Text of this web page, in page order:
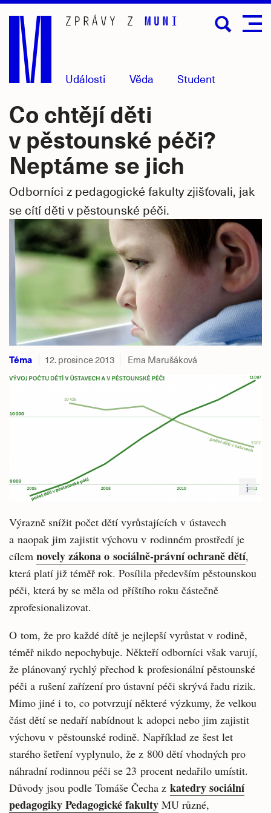
Přejít
hlavní
obsah
Události Věda Student
Co chtějí děti
v pěstounské péči?
Neptáme se jich
Odborníci z pedagogické fakulty zjišťovali, jak
se cítí děti v pěstounské péči.
Téma 12. prosince 2013 Ema Marušáková
i
Výrazně snížit počet dětí vyrůstajících v ústavech
a naopak jim zajistit výchovu v rodinném prostředí je
cílem novely zákona o sociálně-právní ochraně dětí,
která platí již téměř rok. Posílila především pěstounskou
péči, která by se měla od příštího roku částečně
zprofesionalizovat.
O tom, že pro každé dítě je nejlepší vyrůstat v rodině,
téměř nikdo nepochybuje. Někteří odborníci však varují,
že plánovaný rychlý přechod k profesionální pěstounské
péči a rušení zařízení pro ústavní péči skrývá řadu rizik.
Mimo jiné i to, co potvrzují některé výzkumy, že velkou
část dětí se nedaří nabídnout k adopci nebo jim zajistit
výchovu v pěstounské rodině. Například ze šest let
starého šetření vyplynulo, že z 800 dětí vhodných pro
náhradní rodinnou péči se 23 procent nedařilo umístit.
Důvody jsou podle Tomáše Čecha z katedry sociální
pedagogiky Pedagogické fakulty MU různé,